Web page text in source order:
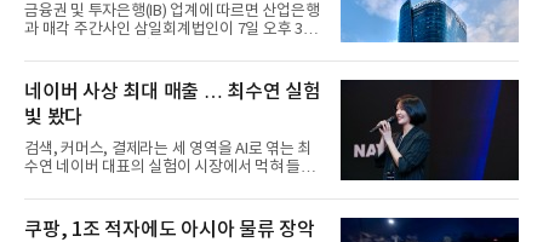
금융권 및 투자은행(IB) 업계에 따르면 산업은행
과 매각 주간사인 삼일회계법인이 7일 오후 3시
네이버 사상 최대 매출 … 최수연 실험
빛 봤다
검색, 커머스, 결제라는 세 영역을 AI로 엮는 최
수연 네이버 대표의 실험이 시장에서 먹혀 들어
쿠팡, 1조 적자에도 아시아 물류 장악